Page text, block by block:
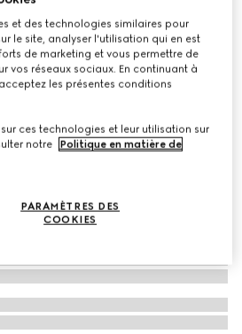
et des technologies similaires pour
le site, analyser l'utilisation qui en est
de marketing et vous permettre de
vos réseaux sociaux. En continuant à
les présentes conditions
ces technologies et leur utilisation sur
notre
Politique en matière de
PARAMÈTRES DES
COOKIES